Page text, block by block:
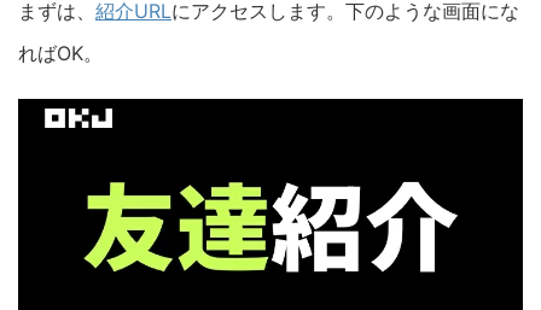
まずは、 紹介URLにアクセスします。下のような画面にな
ればOK。